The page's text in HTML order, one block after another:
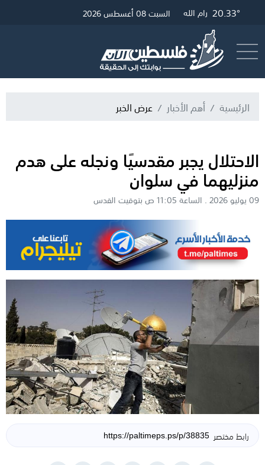
25.71° غزة 20.57° القدس 20.33° رام الله السبت 08 أغسطس 2026
الرئيسية أهم الأخبار عرض الخبر
الاحتلال يجبر مقدسيًا ونجله على هدم
منزليهما في سلوان
09 يوليو 2026 . الساعة 11:05 ص بتوقيت القدس
رابط مختصر